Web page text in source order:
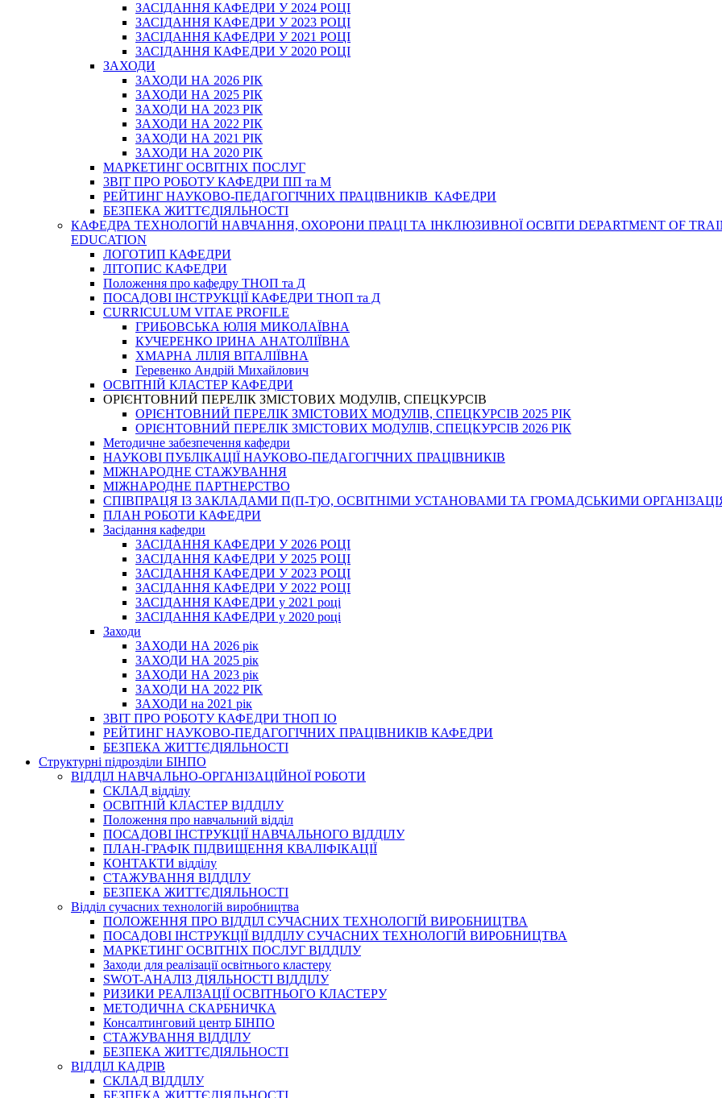
ЗАСІДАННЯ КАФЕДРИ У 2024 РОЦІ
ЗАСІДАННЯ КАФЕДРИ У 2023 РОЦІ
ЗАСІДАННЯ КАФЕДРИ У 2021 РОЦІ
ЗАСІДАННЯ КАФЕДРИ У 2020 РОЦІ
ЗАХОДИ
ЗАХОДИ НА 2026 РІК
ЗАХОДИ НА 2025 РІК
ЗАХОДИ НА 2023 РІК
ЗАХОДИ НА 2022 РІК
ЗАХОДИ НА 2021 РІК
ЗАХОДИ НА 2020 РІК
МАРКЕТИНГ ОСВІТНІХ ПОСЛУГ
3BIT ПРО РОБОТУ КАФЕДРИ ПП та М
РЕЙТИНГ НАУКОВО-ПЕДАГОГІЧНИХ ПРАЦІВНИКІВ КАФЕДРИ
БЕЗПЕКА ЖИТТЄДІЯЛЬНОСТІ
КАФЕДРА ТЕХНОЛОГІЙ НАВЧАННЯ, ОХОРОНИ ПРАЦІ ТА ІНКЛЮЗИВНОЇ ОСВІТИ DEPARTMENT OF
EDUCATION
ЛОГОТИП КАФЕДРИ
ЛІТОПИС КАФЕДРИ
Положення про кафедру ТНОП та Д
ПОСАДОВІ ІНСТРУКЦІЇ КАФЕДРИ ТНОП та Д
CURRICULUM VITAE PROFILE
ГРИБОВСЬКА ЮЛІЯ МИКОЛАЇВНА
КУЧЕРЕНКО ІРИНА АНАТОЛІЇВНА
ХМАРНА ЛІЛІЯ ВІТАЛІЇВНА
Геревенко Андрій Михайлович
ОСВІТНІЙ КЛАСТЕР КАФЕДРИ
ОРІЄНТОВНИЙ ПЕРЕЛІК ЗМІСТОВИХ МОДУЛІВ, СПЕЦКУРСІВ
ОРІЄНТОВНИЙ ПЕРЕЛІК ЗМІСТОВИХ МОДУЛІВ, СПЕЦКУРСІВ 2025 РІК
ОРІЄНТОВНИЙ ПЕРЕЛІК ЗМІСТОВИХ МОДУЛІВ, СПЕЦКУРСІВ 2026 РІК
Методичне забезпечення кафедри
НАУКОВІ ПУБЛІКАЦІЇ НАУКОВО-ПЕДАГОГІЧНИХ ПРАЦІВНИКІВ
МІЖНАРОДНЕ СТАЖУВАННЯ
МІЖНАРОДНЕ ПАРТНЕРСТВО
СПІВПРАЦЯ ІЗ ЗАКЛАДАМИ П(П-Т)О, ОСВІТНІМИ УСТАНОВАМИ ТА ГРОМАДСЬКИМИ
ПЛАН РОБОТИ КАФЕДРИ
Засідання кафедри
ЗАСІДАННЯ КАФЕДРИ У 2026 РОЦІ
ЗАСІДАННЯ КАФЕДРИ У 2025 РОЦІ
ЗАСІДАННЯ КАФЕДРИ У 2023 РОЦІ
ЗАСІДАННЯ КАФЕДРИ У 2022 РОЦІ
ЗАСІДАННЯ КАФЕДРИ у 2021 році
ЗАСІДАННЯ КАФЕДРИ у 2020 році
Заходи
ЗАХОДИ НА 2026 рік
ЗАХОДИ НА 2025 рік
ЗАХОДИ НА 2023 рік
ЗАХОДИ НА 2022 РІК
ЗАХОДИ на 2021 рік
3BIT ПРО РОБОТУ КАФЕДРИ ТНОП ІО
РЕЙТИНГ НАУКОВО-ПЕДАГОГІЧНИХ ПРАЦІВНИКІВ КАФЕДРИ
БЕЗПЕКА ЖИТТЄДІЯЛЬНОСТІ
Структурні підрозділи БІНПО
ВІДДІЛ НАВЧАЛЬНО-ОРГАНІЗАЦІЙНОЇ РОБОТИ
СКЛАД відділу
ОСВІТНІЙ КЛАСТЕР ВІДДІЛУ
Положення про навчальний вiддiл
ПОСАДОВІ ІНСТРУКЦІЇ НАВЧАЛЬНОГО ВІДДІЛУ
ПЛАН-ГРАФІК ПІДВИЩЕННЯ КВАЛІФІКАЦІЇ
КОНТАКТИ відділу
СТАЖУВАННЯ ВІДДІЛУ
БЕЗПЕКА ЖИТТЄДІЯЛЬНОСТІ
Відділ сучасних технологій виробництва
ПОЛОЖЕННЯ ПРО ВІДДІЛ СУЧАСНИХ ТЕХНОЛОГІЙ ВИРОБНИЦТВА
ПОСАДОВІ ІНСТРУКЦІЇ ВІДДІЛУ СУЧАСНИХ ТЕХНОЛОГІЙ ВИРОБНИЦТВА
МАРКЕТИНГ ОСВІТНІХ ПОСЛУГ ВІДДІЛУ
Заходи для реалізації освітнього кластеру
SWOT-АНАЛІЗ ДІЯЛЬНОСТІ ВІДДІЛУ
РИЗИКИ РЕАЛІЗАЦІЇ ОСВІТНЬОГО КЛАСТЕРУ
МЕТОДИЧНА СКАРБНИЧКА
Консалтинговий центр БІНПО
СТАЖУВАННЯ ВІДДІЛУ
БЕЗПЕКА ЖИТТЄДІЯЛЬНОСТІ
ВІДДІЛ КАДРІВ
СКЛАД ВІДДІЛУ
БЕЗПЕКА ЖИТТЄДІЯЛЬНОСТІ